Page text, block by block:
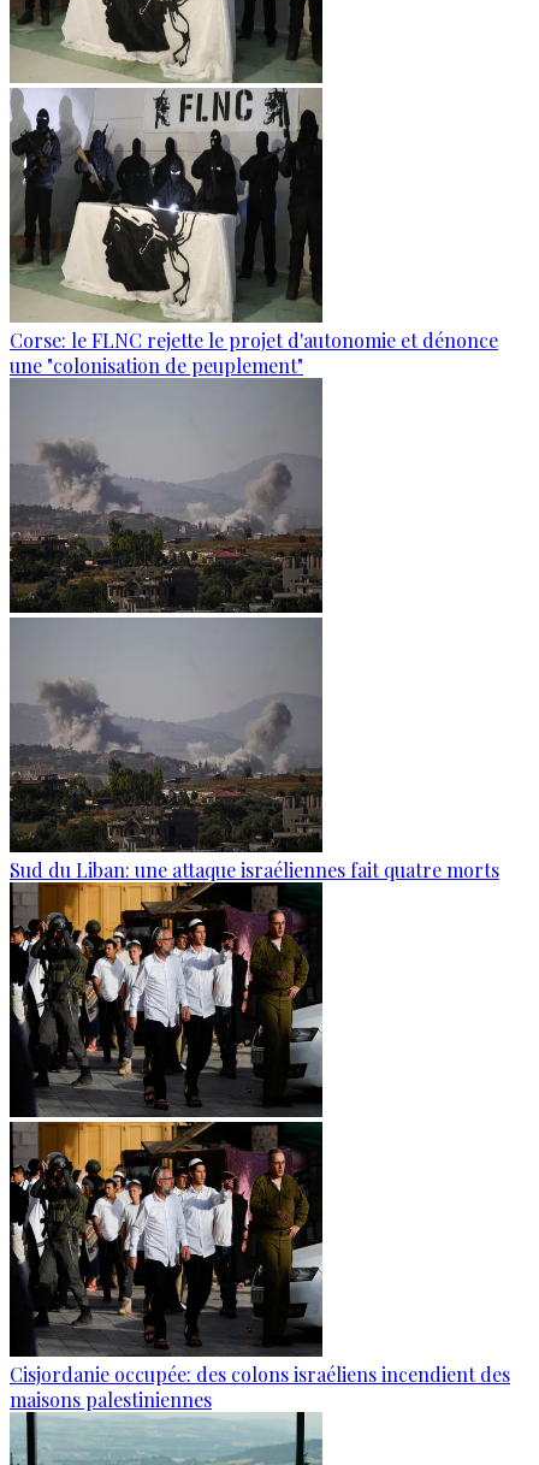
Corse: le FLNC rejette le projet d'autonomie et dénonce
une "colonisation de peuplement"
Sud du Liban: une attaque israéliennes fait quatre morts
Cisjordanie occupée: des colons israéliens incendient des
maisons palestiniennes